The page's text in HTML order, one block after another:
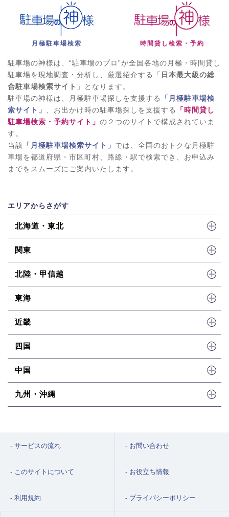
月極駐車場検索 時間貸し検索・予約
駐車場の神様は、“駐車場のプロ”が全国各地の月極・時間貸し
駐車場を現地調査・分析し、厳選紹介する「 日本最大級の総
合駐車場検索サイト 」となります。
駐車場の神様は、月極駐車場探しを支援する
「月極駐車場検
索サイト」 、お出かけ時の駐車場探しを支援する
「時間貸し
駐車場検索・予約サイト」 の２つのサイトで構成されていま
す。
当該 「月極駐車場検索サイト」 では、全国のおトクな月極駐
車場を都道府県・市区町村、路線・駅で検索でき、お申込み
までをスムーズにご案内いたします。
エリアからさがす
北海道・東北
関東
北陸・甲信越
東海
近畿
四国
中国
九州・沖縄
サービスの流れ お問い合わせ
このサイトについて お役立ち情報
利用規約 プライバシーポリシー